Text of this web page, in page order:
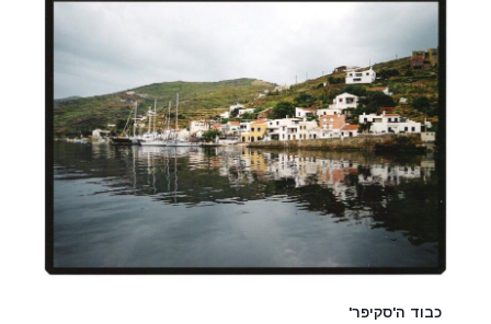
כבוד ה'סקיפר'